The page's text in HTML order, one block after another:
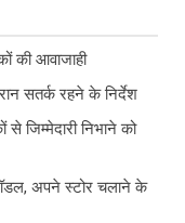
की आवाजाही
सतर्क रहने के निर्देश
जिम्मेदारी निभाने को
अपने स्टोर चलाने के